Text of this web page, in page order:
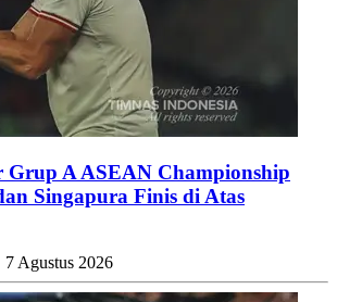
Grup A ASEAN Championship
Singapura Finis di Atas
7 Agustus 2026